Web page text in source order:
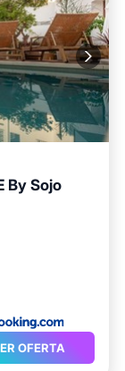
By Sojo
OFERTA